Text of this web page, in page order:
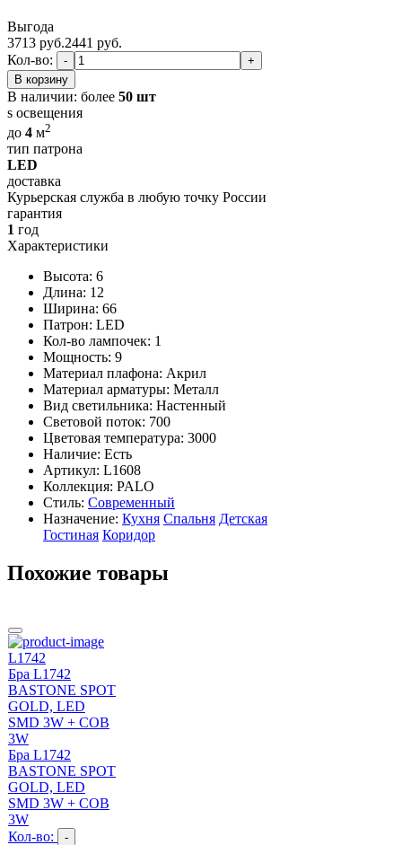
Выгода
3713 руб.2441 руб.
Кол-во:
-
+
В корзину
В наличии: более 50 шт
s освещения
до 4 м2
тип патрона
LED
доставка
Курьерская служба в любую точку России
гарантия
1 год
Характеристики
Высота: 6
Длина: 12
Ширина: 66
Патрон: LED
Кол-во лампочек: 1
Мощность: 9
Материал плафона: Акрил
Материал арматуры: Металл
Вид светильника: Настенный
Световой поток: 700
Цветовая температура: 3000
Наличие: Есть
Артикул: L1608
Коллекция: PALO
Стиль: Современный
Назначение: Кухня Спальня Детская
Гостиная Коридор
Похожие товары
L1742
Бра L1742
BASTONE SPOT
GOLD, LED
SMD 3W + COB
3W
Бра L1742
BASTONE SPOT
GOLD, LED
SMD 3W + COB
3W
Кол-во:
-